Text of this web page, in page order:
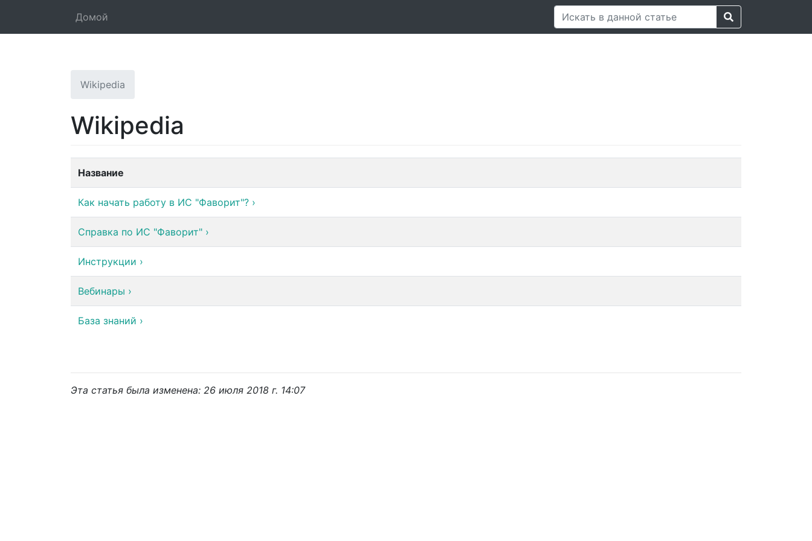
Домой
Wikipedia
Wikipedia
Название
Как начать работу в ИС "Фаворит"? ›
Справка по ИС "Фаворит" ›
Инструкции ›
Вебинары ›
База знаний ›
Эта статья была изменена: 26 июля 2018 г. 14:07